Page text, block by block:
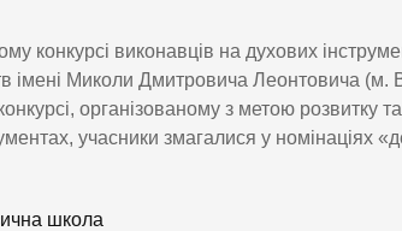
конкурсі виконавців на духових
імені Миколи Дмитровича Леонтовича (м.
організованому з метою розвитку
учасники змагалися у номінаціях
школа